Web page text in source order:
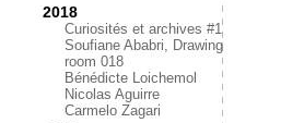
2018
Curiosités et archives #1
Soufiane Ababri, Drawing
room 018
Bénédicte Loichemol
Nicolas Aguirre
Carmelo Zagari